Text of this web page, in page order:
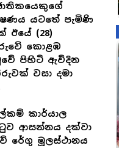
යටතේ පැමිණි
ඊයේ (28)
කොළඹ
පිහිටි ඇවිදින
වසා දමා
කාර්යාල
ආසන්නය දක්වා
රේගු මූලස්ථානය